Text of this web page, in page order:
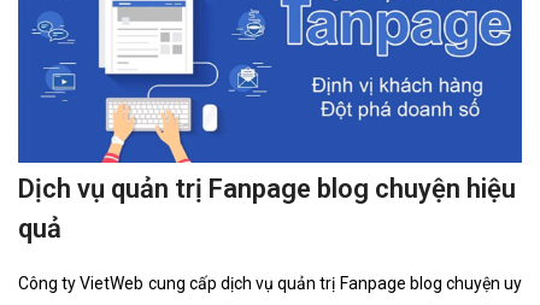
Dịch vụ quản trị Fanpage blog chuyện hiệu
quả
Công ty VietWeb cung cấp dịch vụ quản trị Fanpage blog chuyện uy